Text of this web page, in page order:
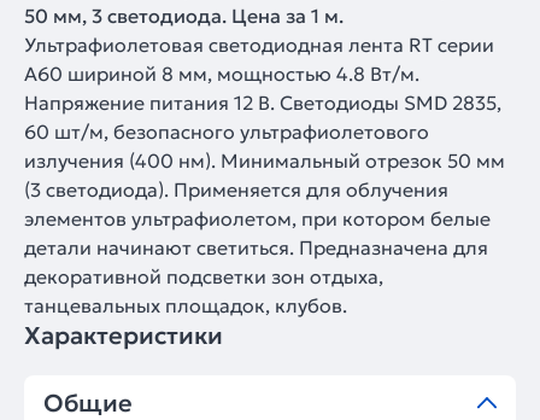
50 мм, 3 светодиода. Цена за 1 м.
Ультрафиолетовая светодиодная лента RT серии
A60 шириной 8 мм, мощностью 4.8 Вт/м.
Напряжение питания 12 В. Светодиоды SMD 2835,
60 шт/м, безопасного ультрафиолетового
излучения (400 нм). Минимальный отрезок 50 мм
(3 светодиода). Применяется для облучения
элементов ультрафиолетом, при котором белые
детали начинают светиться. Предназначена для
декоративной подсветки зон отдыха,
танцевальных площадок, клубов.
Характеристики
Общие